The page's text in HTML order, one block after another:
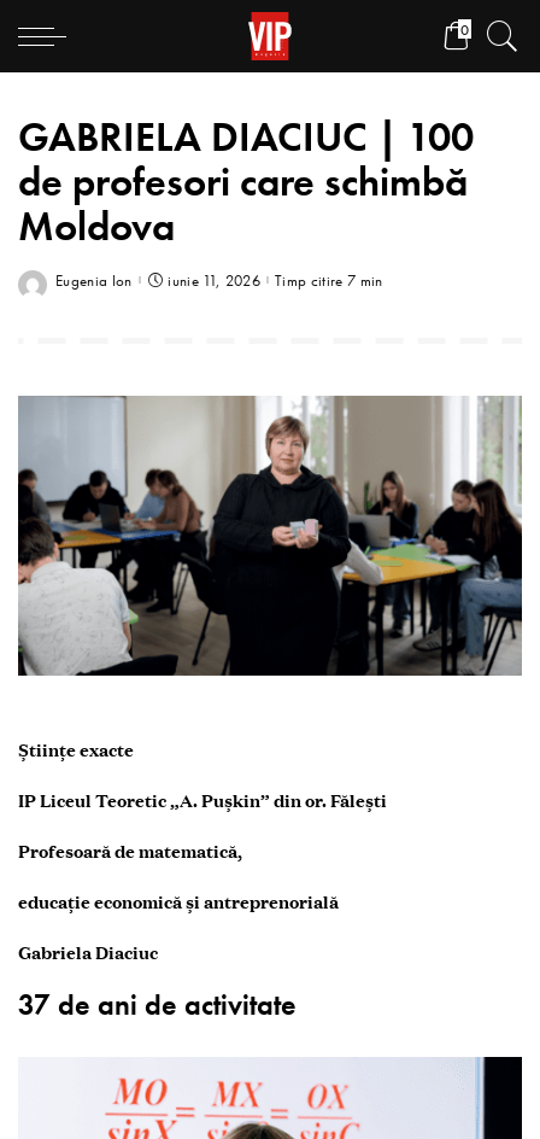
0
GABRIELA DIACIUC | 100
de profesori care schimbă
Moldova
Eugenia Ion iunie 11, 2026 Timp citire 7 min
Științe exacte
IP Liceul Teoretic „A. Pușkin” din or. Fălești
Profesoară de matematică,
educație economică și antreprenorială
Gabriela Diaciuc
37 de ani de activitate